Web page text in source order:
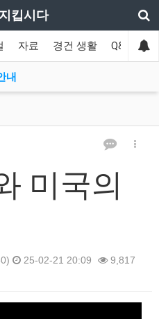
킵시다
자료 경건 생활 Q&A 협
내
미국의
25-02-21 20:09
9,817